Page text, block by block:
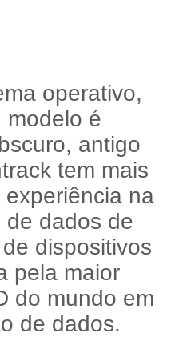
operativo,
modelo é
antigo
tem mais
na
de dados de
dispositivos
pela maior
do mundo em
de dados.